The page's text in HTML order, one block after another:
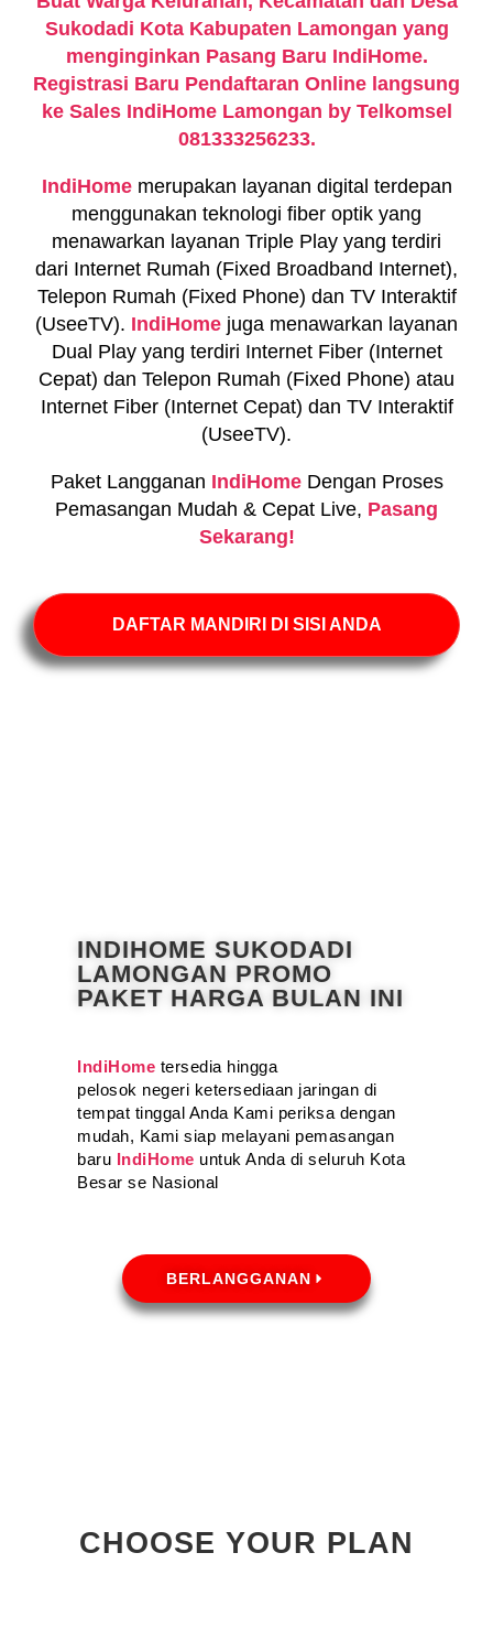
Sukodadi Kota Kabupaten Lamongan yang
menginginkan Pasang Baru IndiHome.
Registrasi Baru Pendaftaran Online langsung
ke Sales IndiHome Lamongan by Telkomsel
081333256233.
IndiHomemerupakan layanan digital terdepan
menggunakan teknologi fiber optik yang
menawarkan layanan Triple Play yang terdiri
dari Internet Rumah (Fixed Broadband Internet),
Telepon Rumah (Fixed Phone) dan TV Interaktif
(UseeTV). IndiHome juga menawarkan layanan
Dual Play yang terdiri Internet Fiber (Internet
Cepat) dan Telepon Rumah (Fixed Phone) atau
Internet Fiber (Internet Cepat) dan TV Interaktif
(UseeTV).
Paket Langganan IndiHomeDengan Proses
Pemasangan Mudah & Cepat Live, Pasang
Sekarang!
DAFTAR MANDIRI DI SISI ANDA
INDIHOME SUKODADI
LAMONGAN PROMO
PAKET HARGA BULAN INI
IndiHome tersedia hingga
pelosok negeri ketersediaan jaringan di
tempat tinggal Anda Kami periksa dengan
mudah, Kami siap melayani pemasangan
baru IndiHome untuk Anda di seluruh Kota
Besar se Nasional
BERLANGGANAN
CHOOSE YOUR PLAN